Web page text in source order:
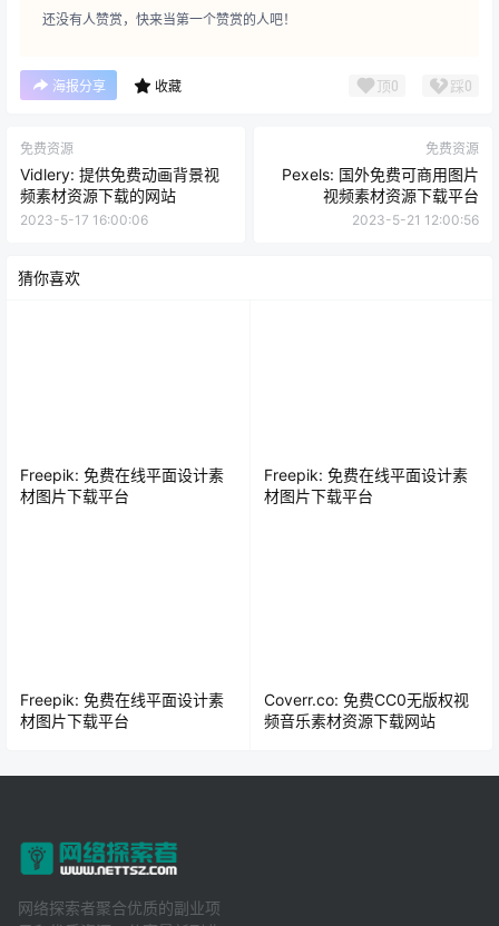
还没有人赞赏，快来当第一个赞赏的人吧！
海报分享 收藏 顶0 踩0
免费资源
Vidlery: 提供免费动画背景视
频素材资源下载的网站
2023-5-17 16:00:06
免费资源
Pexels: 国外免费可商用图片
视频素材资源下载平台
2023-5-21 12:00:56
猜你喜欢
Freepik: 免费在线平面设计素
材图片下载平台
Freepik: 免费在线平面设计素
材图片下载平台
Freepik: 免费在线平面设计素
材图片下载平台
Coverr.co: 免费CC0无版权视
频音乐素材资源下载网站
网络探索者聚合优质的副业项